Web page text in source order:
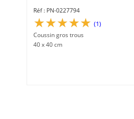
PN-0227794
(1)
Coussin gros trous
40 x 40 cm